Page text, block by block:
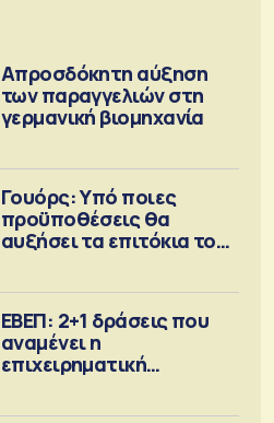
Απροσδόκητη αύξηση
των παραγγελιών στη
γερμανική βιομηχανία
Γουόρς: Υπό ποιες
προϋποθέσεις θα
αυξήσει τα επιτόκια τον
ΕΒΕΠ: 2+1 δράσεις που
αναμένει η
επιχειρηματική